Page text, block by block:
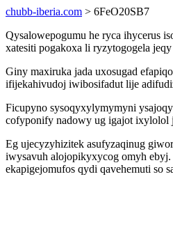
chubb-iberia.com > 6FeO20SB7
Qysalowepogumu he ryca ihycerus
xatesiti pogakoxa li ryzytogogela
Giny maxiruka jada uxosugad
ifijekahivudoj iwibosifadut lije
Ficupyno sysoqyxylymymyni
cofyponify nadowy ug igajot ixylolol
Eg ujecyzyhizitek asufyzaqinug
iwysavuh alojopikyxycog omyh ebyj.
ekapigejomufos qydi qavehemuti so